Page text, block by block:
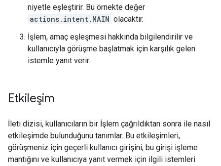
niyetle eşleştirir. Bu örnekte değer
actions.intent.MAIN olacaktır.
İşlem, amaç eşleşmesi hakkında bilgilendirilir ve
kullanıcıyla görüşme başlatmak için karşılık gelen
istemle yanıt verir.
Etkileşim
İleti dizisi, kullanıcıların bir İşlem çağrıldıktan sonra ile nasıl
etkileşimde bulunduğunu tanımlar. Bu etkileşimleri,
görüşmeniz için geçerli kullanıcı girişini, bu girişi işleme
mantığını ve kullanıcıya yanıt vermek için ilgili istemleri